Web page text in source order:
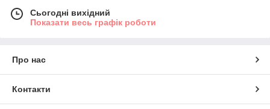
Сьогодні вихідний
Показати весь графік роботи
Про нас
Контакти